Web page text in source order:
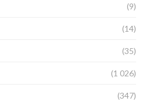
(9)
(14)
(35)
(1 026)
(347)